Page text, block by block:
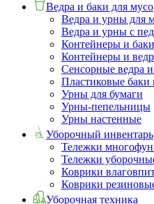
Ведра и баки для
Ведра и урны для
Ведра и урны с
Контейнеры и
Контейнеры и
Сенсорные ведра
Пластиковые баки
Урны для бумаги
Урны-пепельницы
Урны настенные
Уборочный инвентарь
Тележки
Тележки
Коврики
Коврики
Уборочная техника